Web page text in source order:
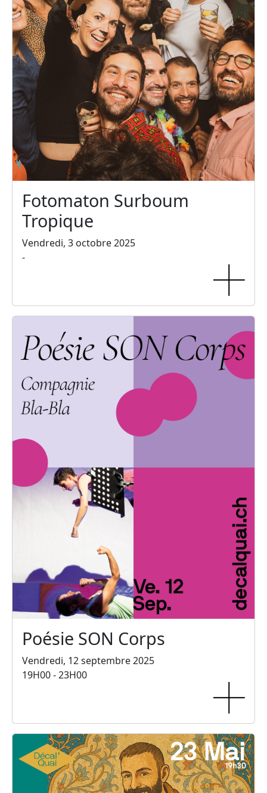
Fotomaton Surboum
Tropique
Vendredi, 3 octobre 2025
-
Poésie SON Corps
Vendredi, 12 septembre 2025
19H00 - 23H00